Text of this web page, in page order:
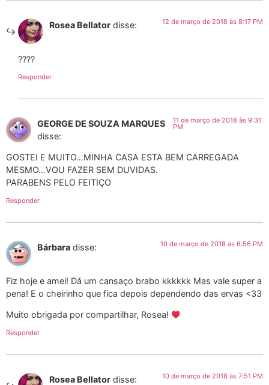
Rosea Bellator disse: 12 de março de 2018 às 8:17 PM
????
Responder
GEORGE DE SOUZA MARQUES
disse:
11 de março de 2018 às 9:31
PM
GOSTEI E MUITO…MINHA CASA ESTA BEM CARREGADA
MESMO…VOU FAZER SEM DUVIDAS.
PARABENS PELO FEITIÇO
Responder
Bárbara disse: 10 de março de 2018 às 6:56 PM
Fiz hoje e amei! Dá um cansaço brabo kkkkkk Mas vale super a
pena! E o cheirinho que fica depois dependendo das ervas <33
Muito obrigada por compartilhar, Rosea!
Responder
Rosea Bellator disse: 10 de março de 2018 às 7:51 PM